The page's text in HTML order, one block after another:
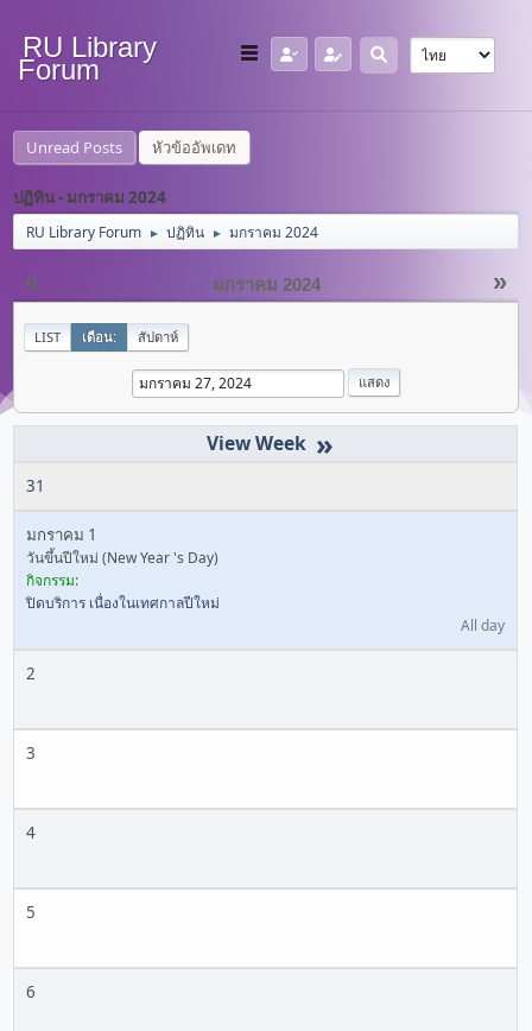
RU Library
Forum
Unread Posts หัวข้ออัพเดท
ปฏิทิน - มกราคม 2024
RU Library Forum ► ปฏิทิน ► มกราคม 2024
« »
มกราคม 2024
LIST เดือน: สัปดาห์
»
31
มกราคม 1
วันขึ้นปีใหม่ (New Year 's Day)
กิจกรรม:
ปิดบริการ เนื่องในเทศกาลปีใหม่
All day
2
3
4
5
6